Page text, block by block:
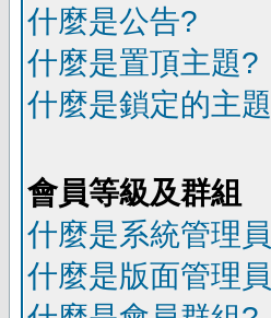
什麼是公告?
什麼是置頂主題?
什麼是鎖定的主
會員等級及群組
什麼是系統管理
什麼是版面管理